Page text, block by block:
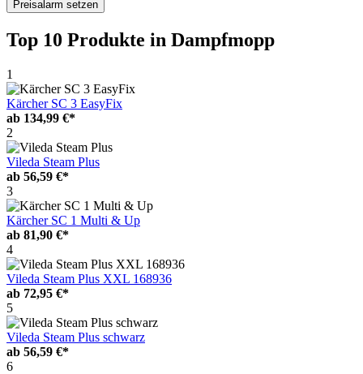
Preisalarm setzen
Top 10 Produkte in Dampfmopp
1
Kärcher SC 3 EasyFix
ab 134,99 €*
2
Vileda Steam Plus
ab 56,59 €*
3
Kärcher SC 1 Multi & Up
ab 81,90 €*
4
Vileda Steam Plus XXL 168936
ab 72,95 €*
5
Vileda Steam Plus schwarz
ab 56,59 €*
6